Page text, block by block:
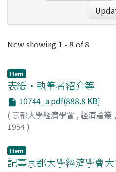
Recent Submissions
Now showing 1 - 8 of 8
Item
表紙・執筆者紹介等
10744_a.pdf(888.8 KB)
( 京都大學經濟學會 , 經濟論叢 ,
1954)
Item
記事京都大學經濟學會